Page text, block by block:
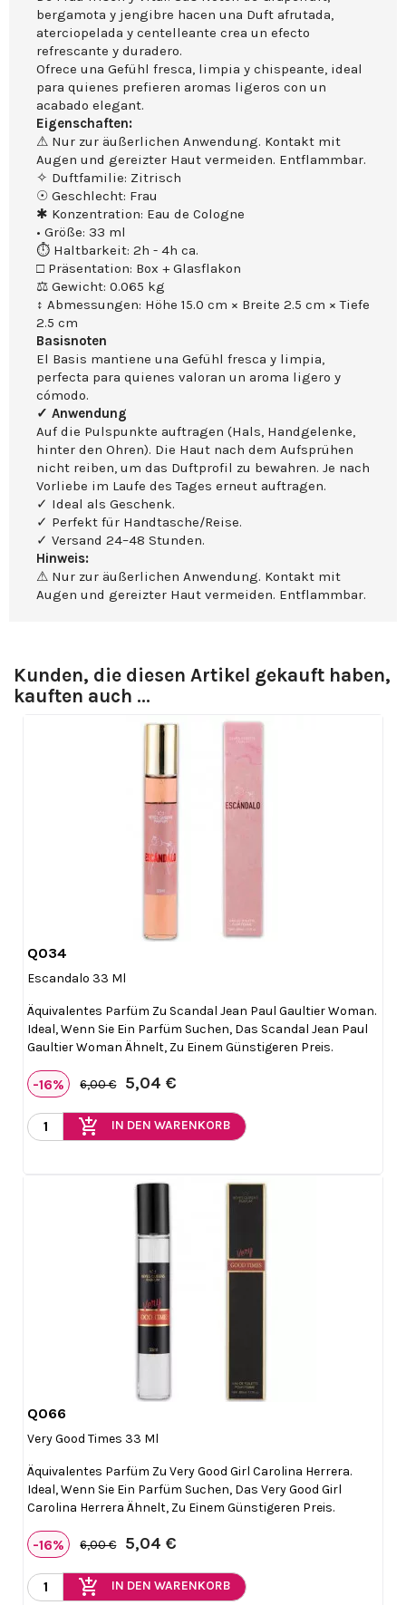
bergamota y jengibre hacen una Duft afrutada,
aterciopelada y centelleante crea un efecto
refrescante y duradero.
Ofrece una Gefühl fresca, limpia y chispeante, ideal
para quienes prefieren aromas ligeros con un
acabado elegant.
Eigenschaften:
⚠ Nur zur äußerlichen Anwendung. Kontakt mit
Augen und gereizter Haut vermeiden. Entflammbar.
✧ Duftfamilie: Zitrisch
☉ Geschlecht: Frau
✱ Konzentration: Eau de Cologne
• Größe: 33 ml
⏱ Haltbarkeit: 2h - 4h ca.
□ Präsentation: Box + Glasflakon
⚖ Gewicht: 0.065 kg
↕ Abmessungen: Höhe 15.0 cm × Breite 2.5 cm × Tiefe
2.5 cm
Basisnoten
El Basis mantiene una Gefühl fresca y limpia,
perfecta para quienes valoran un aroma ligero y
cómodo.
✓ Anwendung
Auf die Pulspunkte auftragen (Hals, Handgelenke,
hinter den Ohren). Die Haut nach dem Aufsprühen
nicht reiben, um das Duftprofil zu bewahren. Je nach
Vorliebe im Laufe des Tages erneut auftragen.
✓ Ideal als Geschenk.
✓ Perfekt für Handtasche/Reise.
✓ Versand 24–48 Stunden.
Hinweis:
⚠ Nur zur äußerlichen Anwendung. Kontakt mit
Augen und gereizter Haut vermeiden. Entflammbar.
Kunden, die diesen Artikel gekauft haben,
kauften auch ...
Q034
Escandalo 33 Ml
Äquivalentes Parfüm Zu Scandal Jean Paul Gaultier Woman.
Ideal, Wenn Sie Ein Parfüm Suchen, Das Scandal Jean Paul
Gaultier Woman Ähnelt, Zu Einem Günstigeren Preis.
-16% 6,00 € 5,04 €
add_shopping_cart IN DEN WARENKORB
Q066
Very Good Times 33 Ml
Äquivalentes Parfüm Zu Very Good Girl Carolina Herrera.
Ideal, Wenn Sie Ein Parfüm Suchen, Das Very Good Girl
Carolina Herrera Ähnelt, Zu Einem Günstigeren Preis.
-16% 6,00 € 5,04 €
add_shopping_cart IN DEN WARENKORB